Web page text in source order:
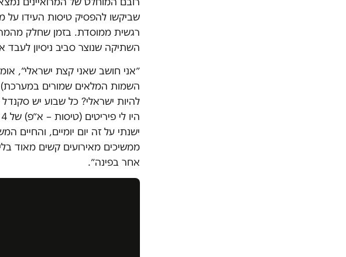
שביקשו להפסיק טיסות העידו
רגשית ממוסדת. בזמן שחלק
השתיקה שנוצר סביב ניסיון לעבד
״אני חושב שאני קצת ישראלי״,
השמות המלאים שמורים
להיות ישראלי? כל שבוע יש
ישנתי על זה יום יומיים, והחיים
ממשיכים מאירועים קשים מאוד
אחר בפינה״.